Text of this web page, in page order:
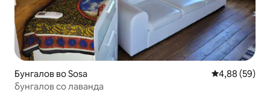
Бунгалов во Sosa Просечна
4,88 (59)
бунгалов со лаванда